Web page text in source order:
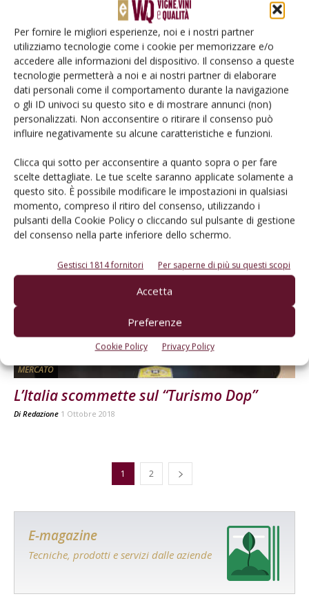
Per fornire le migliori esperienze, noi e i nostri partner
utilizziamo tecnologie come i cookie per memorizzare e/o
accedere alle informazioni del dispositivo. Il consenso a queste
tecnologie permetterà a noi e ai nostri partner di elaborare
dati personali come il comportamento durante la navigazione
o gli ID univoci su questo sito e di mostrare annunci (non)
personalizzati. Non acconsentire o ritirare il consenso può
influire negativamente su alcune caratteristiche e funzioni.
Clicca qui sotto per acconsentire a quanto sopra o per fare
scelte dettagliate. Le tue scelte saranno applicate solamente a
questo sito. È possibile modificare le impostazioni in qualsiasi
momento, compreso il ritiro del consenso, utilizzando i
pulsanti della Cookie Policy o cliccando sul pulsante di gestione
del consenso nella parte inferiore dello schermo.
Gestisci 1814 fornitori Per saperne di più su questi scopi
Accetta
Preferenze
Cookie Policy Privacy Policy
Il termine balsamico è solo per l’aceto Dop
e Igp
DiGiuseppe Fugaro 6 Luglio 2019
MERCATO
L’Italia scommette sul “Turismo Dop”
Di Redazione 1 Ottobre 2018
1 2
E-magazine
Tecniche, prodotti e servizi dalle aziende